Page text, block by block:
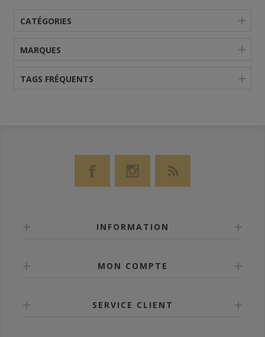
CATÉGORIES
MARQUES
TAGS FRÉQUENTS
INFORMATION
MON COMPTE
SERVICE CLIENT